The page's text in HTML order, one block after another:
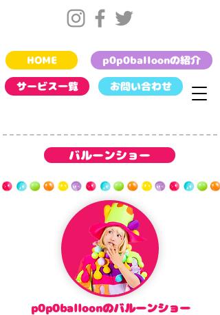
お問い合わせ
HOME
サービス一覧
p0p0balloonの紹介
バルーンショー
p0p0balloonのバルーンショー